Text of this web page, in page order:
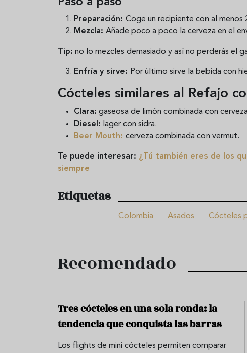
Preparación: Coge un recipiente con al menos
Mezcla: Añade poco a poco la cerveza en el
Tip: no lo mezcles demasiado y así no perderás el
Enfría y sirve: Por último sirve la bebida con
Cócteles similares al Refajo
Clara: gaseosa de limón combinada con
Diesel: lager con sidra.
Beer Mouth: cerveza combinada con vermut.
Te puede interesar: ¿Tú también eres de los
siempre
Etiquetas
Colombia Asados Cócteles
Recomendado
Tres cócteles en una sola ronda: la
tendencia que conquista las barras
Los flights de mini cócteles permiten comparar